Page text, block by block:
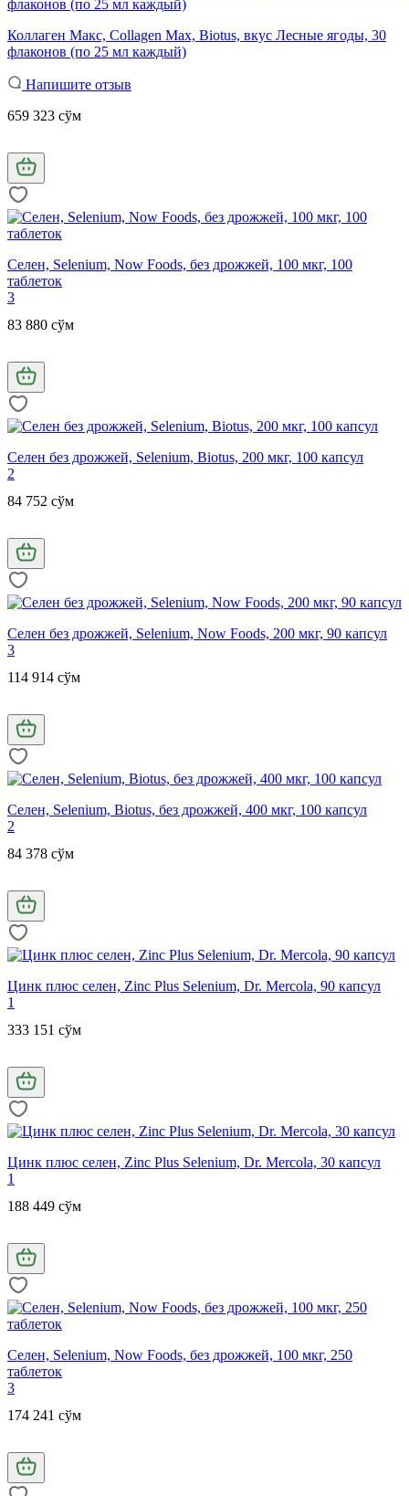
Коллаген Макс, Collagen Max, Biotus, вкус Лесные ягоды, 30
флаконов (по 25 мл каждый)
Напишите отзыв
659 323 сўм
Селен, Selenium, Now Foods, без дрожжей, 100 мкг, 100
таблеток
3
83 880 сўм
Селен без дрожжей, Selenium, Biotus, 200 мкг, 100 капсул
2
84 752 сўм
Селен без дрожжей, Selenium, Now Foods, 200 мкг, 90 капсул
3
114 914 сўм
Селен, Selenium, Biotus, без дрожжей, 400 мкг, 100 капсул
2
84 378 сўм
Цинк плюс селен, Zinc Plus Selenium, Dr. Mercola, 90 капсул
1
333 151 сўм
Цинк плюс селен, Zinc Plus Selenium, Dr. Mercola, 30 капсул
1
188 449 сўм
Селен, Selenium, Now Foods, без дрожжей, 100 мкг, 250
таблеток
3
174 241 сўм